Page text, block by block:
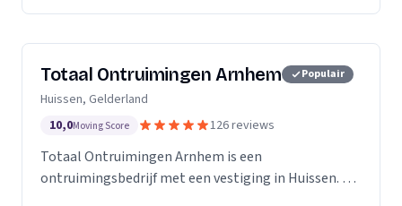
Totaal Ontruimingen Arnhem Populair
Huissen, Gelderland
10,0Moving Score 126 reviews
Totaal Ontruimingen Arnhem is een
ontruimingsbedrijf met een vestiging in Huissen. Wij